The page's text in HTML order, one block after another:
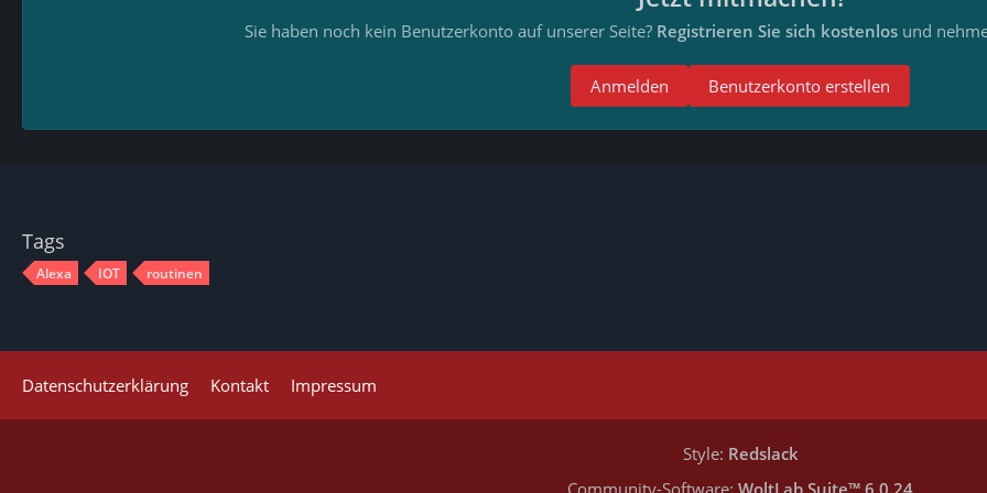
Sie haben noch kein Benutzerkonto auf unserer Seite? Registrieren Sie sich kostenlosund
Benutzerkonto erstellen
Anmelden
Tags
Alexa IOT routinen
Datenschutzerklärung Kontakt Impressum
Style: Redslack
Community-Software: WoltLab Suite™ 6.0.24